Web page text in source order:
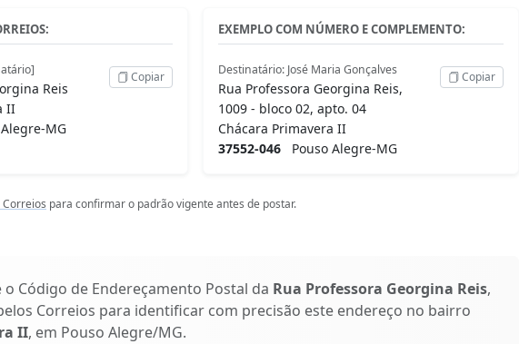
Reis
II
MG
Copiar
EXEMPLO COM NÚMERO E COMPLEMENTO:
Destinatário: José Maria Gonçalves
Rua Professora Georgina Reis,
1009 - bloco 02, apto. 04
Chácara Primavera II
37552-046 Pouso Alegre-MG
Copiar
para confirmar o padrão vigente antes de postar.
o Código de Endereçamento Postal da Rua Professora Georgina Reis,
Correios para identificar com precisão este endereço no bairro
II, em Pouso Alegre/MG.